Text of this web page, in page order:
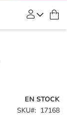
EN STOCK
SKU
17168